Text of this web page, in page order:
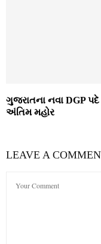
ગુજરાતના નવા DGP
અંતિમ મહોર
LEAVE A